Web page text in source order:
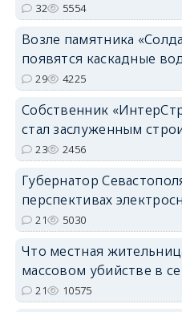
32 5554
Возле памятника
появятся каскадные
29 4225
Собственник
стал заслуженным
23 2456
Губернатор
перспективах
21 5030
Что местная
массовом убийстве в
21 10575